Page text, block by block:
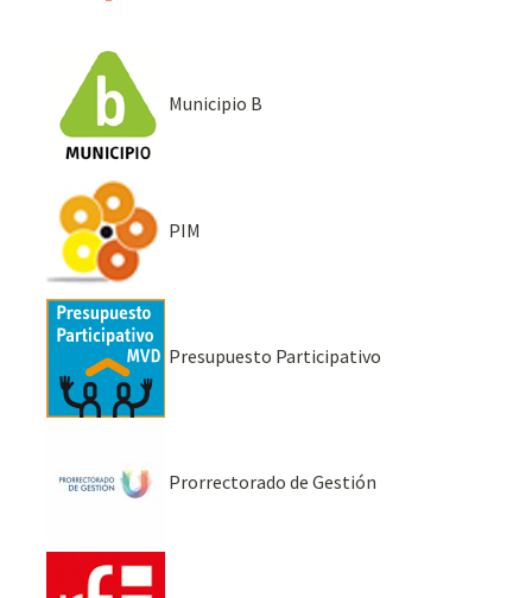
Municipio B
PIM
Presupuesto Participativo
Prorrectorado de Gestión